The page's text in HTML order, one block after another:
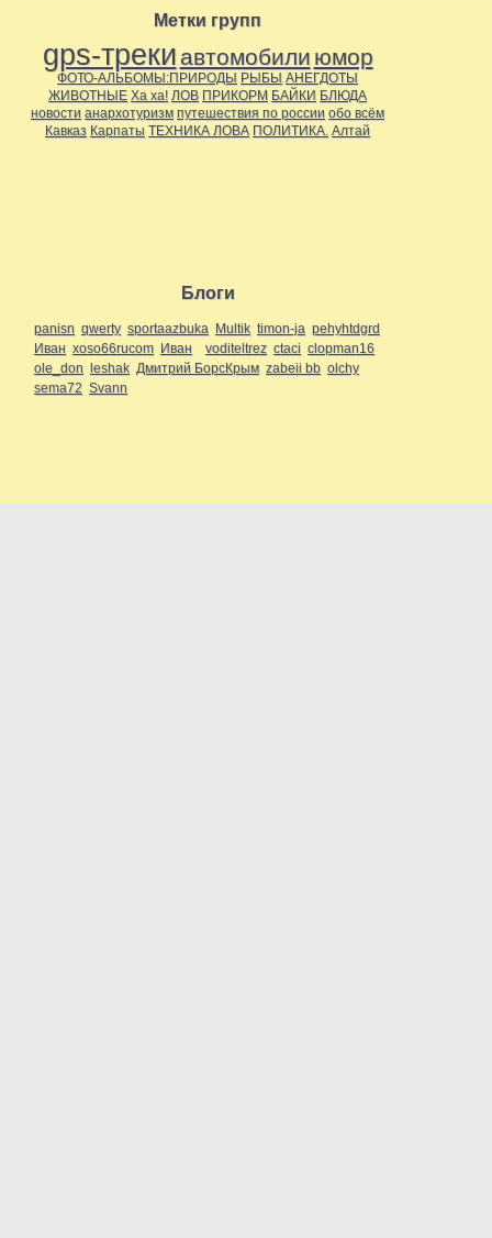
Метки групп
gps-треки автомобили юмор
ФОТО-АЛЬБОМЫ:ПРИРОДЫ РЫБЫ АНЕГДОТЫ
ЖИВОТНЫЕ Ха ха! ЛОВ ПРИКОРМ БАЙКИ БЛЮДА
новости анархотуризм путешествия по россии обо всём
Кавказ Карпаты ТЕХНИКА ЛОВА ПОЛИТИКА. Алтай
Блоги
panisn qwerty sportaazbuka Multik timon-ja pehyhtdgrd
Иван xoso66rucom Иван voditeltrez ctaci clopman16
ole_don leshak Дмитрий БорсКрым zabeii bb olchy
sema72 Svann